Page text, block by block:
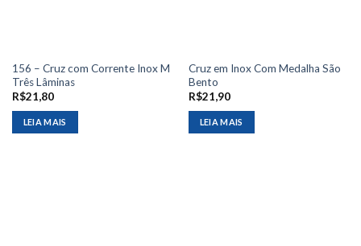
156 – Cruz com Corrente Inox M
Três Lâminas
R$21,80
LEIA MAIS
Cruz em Inox Com Medalha São
Bento
R$21,90
LEIA MAIS